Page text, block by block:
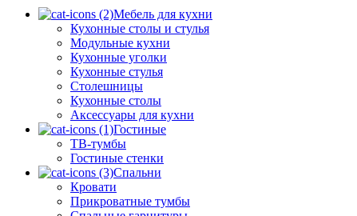
Мебель для кухни
Кухонные столы и стулья
Модульные кухни
Кухонные уголки
Кухонные стулья
Столешницы
Кухонные столы
Аксессуары для кухни
Гостиные
ТВ-тумбы
Гостиные стенки
Спальни
Кровати
Прикроватные тумбы